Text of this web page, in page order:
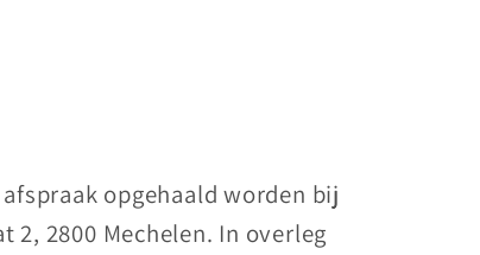
opgehaald worden bij
2, 2800 Mechelen. In overleg